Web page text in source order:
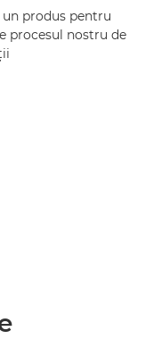
produs pentru
procesul nostru de